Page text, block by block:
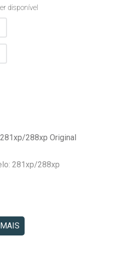
disponível
288xp Original
281xp/288xp
do Anúncio: